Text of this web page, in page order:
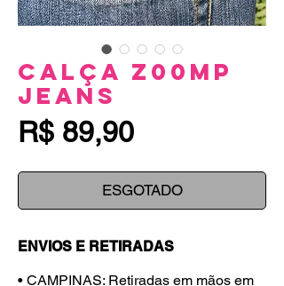
Calça Z00MP
Jeans
R$ 89,90Preço
ESGOTADO
ENVIOS E RETIRADAS
• CAMPINAS: Retiradas em mãos em